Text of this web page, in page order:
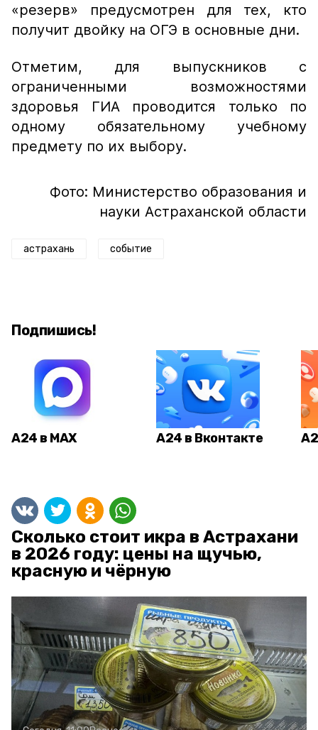
«резерв» предусмотрен для тех, кто
получит двойку на ОГЭ в основные дни.
Отметим, для выпускников с
ограниченными возможностями
здоровья ГИА проводится только по
одному обязательному учебному
предмету по их выбору.
Фото: Министерство образования и
науки Астраханской области
астрахань событие
Подпишись!
А24 в MAX А24 в Вконтакте
Сколько стоит икра в Астрахани
в 2026 году: цены на щучью,
красную и чёрную